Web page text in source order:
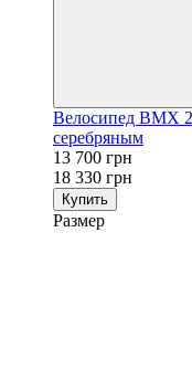
Велосипед BMX
серебряным
13 700 грн
18 330 грн
Купить
Размер